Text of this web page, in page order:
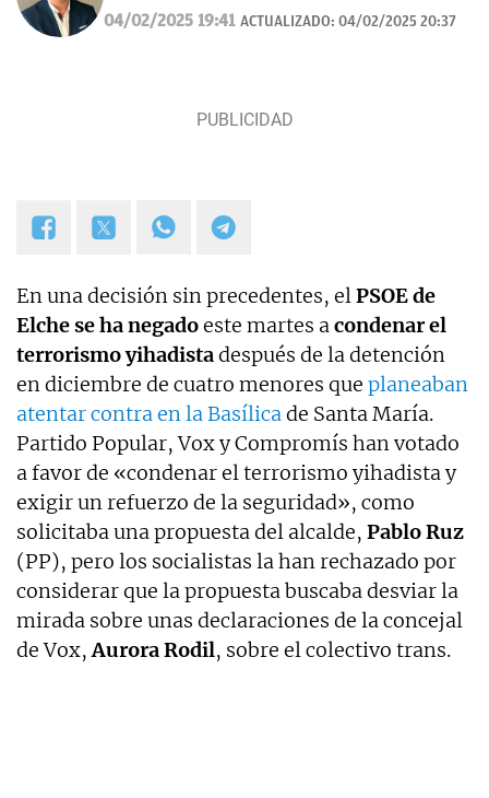
04/02/2025 19:41 ACTUALIZADO: 04/02/2025 20:37
En una decisión sin precedentes, elPSOE de
Elche se ha negadoeste martes acondenar el
terrorismo yihadistadespués de la detención
en diciembre de cuatro menores que planeaban
atentar contra en la Basílicade Santa María.
Partido Popular, Vox y Compromís han votado
a favor de «condenar el terrorismo yihadista y
exigir un refuerzo de la seguridad», como
solicitaba una propuesta del alcalde, Pablo Ruz
(PP), pero los socialistas la han rechazado por
considerar que la propuesta buscaba desviar la
mirada sobre unas declaraciones de la concejal
de Vox,Aurora Rodil, sobre el colectivo trans.